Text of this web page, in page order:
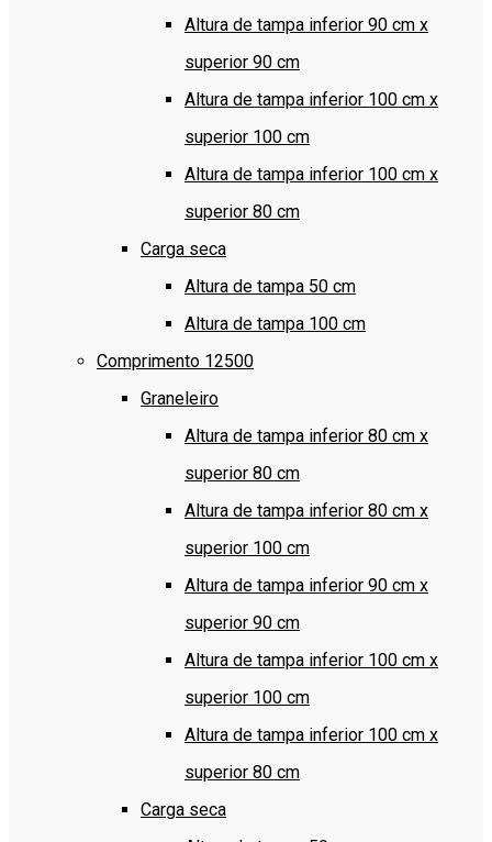
Altura de tampa inferior 90 cm x
superior 90 cm
Altura de tampa inferior 100 cm x
superior 100 cm
Altura de tampa inferior 100 cm x
superior 80 cm
Carga seca
Altura de tampa 50 cm
Altura de tampa 100 cm
Comprimento 12500
Graneleiro
Altura de tampa inferior 80 cm x
superior 80 cm
Altura de tampa inferior 80 cm x
superior 100 cm
Altura de tampa inferior 90 cm x
superior 90 cm
Altura de tampa inferior 100 cm x
superior 100 cm
Altura de tampa inferior 100 cm x
superior 80 cm
Carga seca